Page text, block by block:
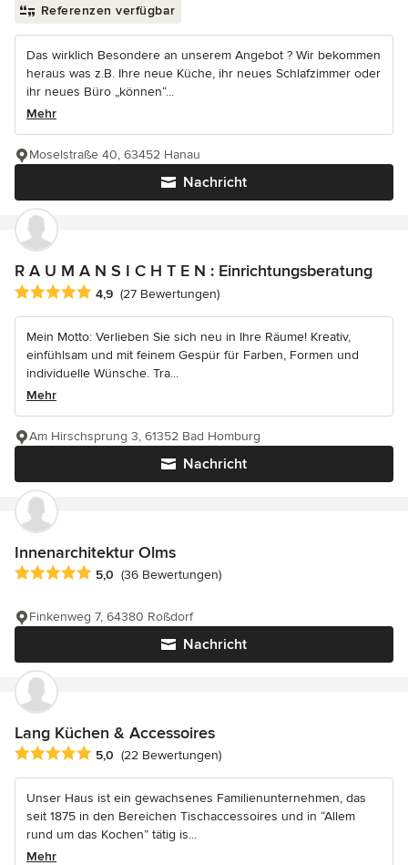
Referenzen verfügbar
Das wirklich Besondere an unserem Angebot ? Wir bekommen
heraus was z.B. Ihre neue Küche, ihr neues Schlafzimmer oder
ihr neues Büro „können“...
Mehr
Nachricht
Moselstraße 40, 63452 Hanau
R A U M A N S I C H T E N : Einrichtungsberatung
Durchschnittliche Bewertung: 4.9 von 5 Sternen
4,9 (27 Bewertungen)
Mein Motto: Verlieben Sie sich neu in Ihre Räume! Kreativ,
einfühlsam und mit feinem Gespür für Farben, Formen und
individuelle Wünsche. Tra...
Mehr
Nachricht
Am Hirschsprung 3, 61352 Bad Homburg
Innenarchitektur Olms
Durchschnittliche Bewertung: 5 von 5 Sternen
5,0 (36 Bewertungen)
Nachricht
Finkenweg 7, 64380 Roßdorf
Lang Küchen & Accessoires
Durchschnittliche Bewertung: 5 von 5 Sternen
5,0 (22 Bewertungen)
Unser Haus ist ein gewachsenes Familienunternehmen, das
seit 1875 in den Bereichen Tischaccessoires und in “Allem
rund um das Kochen” tätig is...
Mehr